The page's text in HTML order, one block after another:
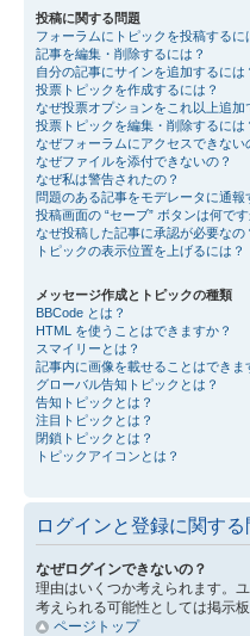
投稿に関する問題
フォーラムにトピックを投稿するに
記事を編集・削除するには？
自分の記事にサインを追加するには
投票トピックを作成するには？
なぜ投票オプションをこれ以上追加
投票トピックを編集・削除するには
なぜフォーラムにアクセスできない
なぜファイルを添付できないの？
なぜ私は警告されたの？
問題のある記事をモデレータに通報
投稿画面の “セーブ” ボタンは何です
なぜ投稿した記事に承認が必要なの
トピックの表示位置を上げるには？
メッセージ作成とトピックの種類
BBCode とは？
HTML を使うことはできますか？
スマイリーとは？
記事内に画像を載せることはできま
グローバル告知トピックとは？
告知トピックとは？
注目トピックとは？
閉鎖トピックとは？
トピックアイコンとは？
ログインと登録に関する
なぜログインできないの？
理由はいくつか考えられます。
考えられる可能性としては掲示
ページトップ